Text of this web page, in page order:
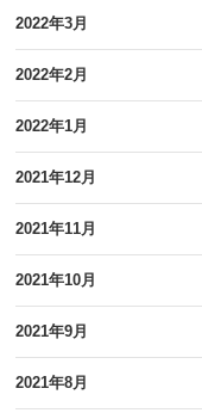
2022年3月
2022年2月
2022年1月
2021年12月
2021年11月
2021年10月
2021年9月
2021年8月